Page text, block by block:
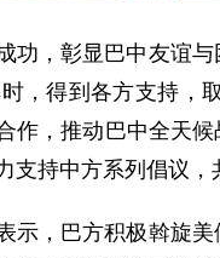
功，彰显巴中友谊
，得到各方支持
作，推动巴中全天
持中方系列倡议，
示，巴方积极斡旋